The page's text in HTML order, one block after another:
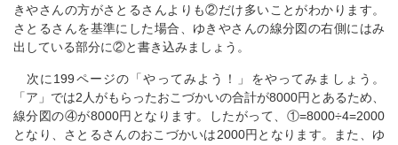
きやさんの方がさとるさんよりも②だけ多いことがわかります。
さとるさんを基準にした場合、ゆきやさんの線分図の右側にはみ
出している部分に②と書き込みましょう。
次に199ページの「やってみよう！」をやってみましょう。
「ア」では2人がもらったおこづかいの合計が8000円とあるため、
線分図の④が8000円となります。したがって、①=8000÷4=2000
となり、さとるさんのおこづかいは2000円となります。また、ゆ